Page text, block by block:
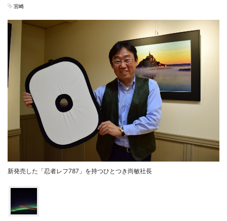
宮崎
新発売した「忍者レフ787」を持つひとつき尚敏社長